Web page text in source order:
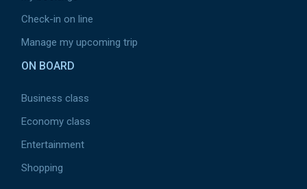
Check-in on line
Manage my upcoming trip
ON BOARD
Business class
Economy class
Entertainment
Shopping